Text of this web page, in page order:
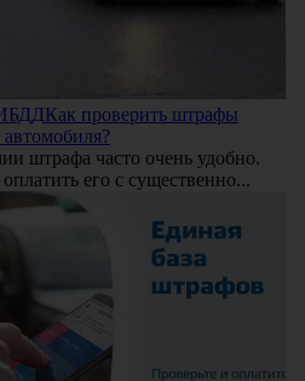
Как проверить штрафы
штрафа часто очень удобно.
его с существенно...